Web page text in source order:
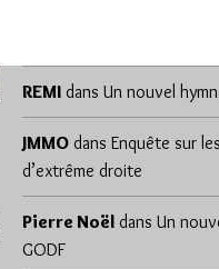
Les
REMI dans Un nouvel
JMMO dans Enquête sur
d’extrême droite
Pierre Noël dans Un
GODF